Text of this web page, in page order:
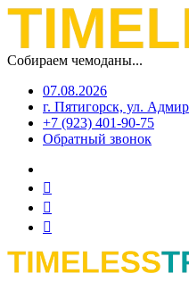
Собираем чемоданы...
07.08.2026
г. Пятигорск, ул.
+7 (923) 401-90-75
Обратный звонок